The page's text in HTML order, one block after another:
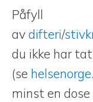
Påfyll
avdifteri/
du ikke har
(se
minst en